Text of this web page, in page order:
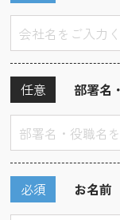
部署名
任意
お名前
必須